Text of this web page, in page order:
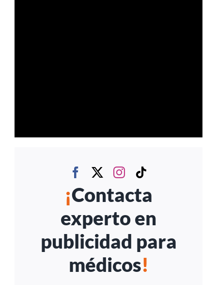
¡Contacta
experto en
publicidad para
médicos!